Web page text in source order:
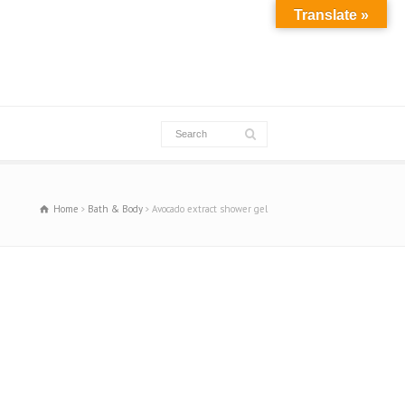
Home Bath & Body Avocado extract shower gel
Translate »